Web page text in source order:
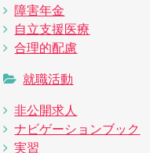
障害年金
自立支援医療
合理的配慮
就職活動
非公開求人
ナビゲーションブック
実習